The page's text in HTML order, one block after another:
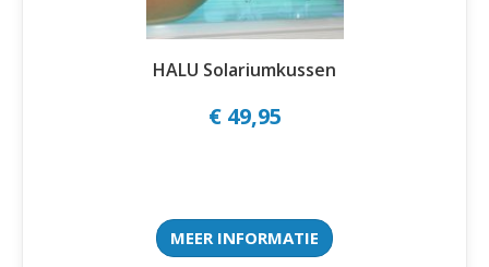
HALU Solariumkussen
€ 49,95
MEER INFORMATIE